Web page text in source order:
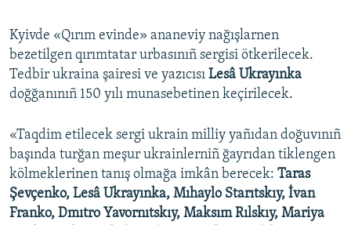
RFE/RS bütün saytları
Kyivde «Qırım evinde» ananeviy nağışlarnen
bezetilgen qırımtatar urbasınıñ sergisi ötkerilecek.
Tedbir ukraina şairesi ve yazıcısı Lesâ Ukrayınka
doğğanınıñ 150 yılı munasebetinen keçirilecek.
«Taqdim etilecek sergi ukrain milliy yañıdan doğuvınıñ
başında turğan meşur ukrainlerniñ ğayrıdan tiklengen
kölmeklerinen tanış olmağa imkân berecek: Taras
Şevçenko, Lesâ Ukrayınka, Mıhaylo Starıtskıy, İvan
Franko, Dmıtro Yavornıtskıy, Maksım Rılskıy, Mariya